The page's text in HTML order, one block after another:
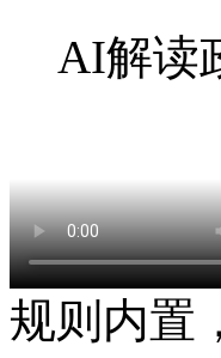
AI解读
规则内置